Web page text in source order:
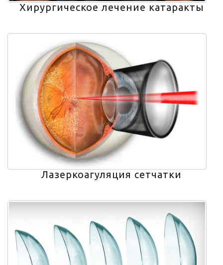
Хирургическое лечение катаракты
Лазеркоагуляция сетчатки